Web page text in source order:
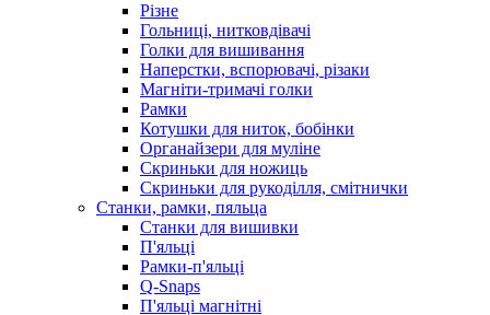
Різне
Гольниці, нитковдівачі
Голки для вишивання
Наперстки, вспорювачі, різаки
Магніти-тримачі голки
Рамки
Котушки для ниток, бобінки
Органайзери для муліне
Скриньки для ножиць
Скриньки для рукоділля, смітнички
Станки, рамки, пяльца
Станки для вишивки
П'яльці
Рамки-п'яльці
Q-Snaps
П'яльці магнітні